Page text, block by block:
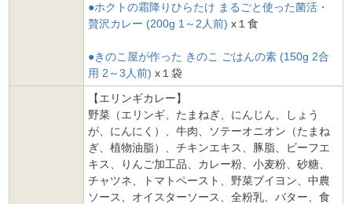
●ホクトの霜降りひらたけ まるごと使った菌活・
贅沢カレー (200g 1～2人前) x１食
●きのこ屋が作った きのこ ごはんの素 (150g 2合
用 2～3人前) x１袋
【エリンギカレー】
野菜（エリンギ、たまねぎ、にんじん、しょう
が、にんにく）、牛肉、ソテーオニオン（たまね
ぎ、植物油脂）、チキンエキス、豚脂、ビーフエ
キス、りんご加工品、カレー粉、小麦粉、砂糖、
チャツネ、トマトペースト、野菜ブイヨン、中農
ソース、オイスターソース、全粉乳、バター、食